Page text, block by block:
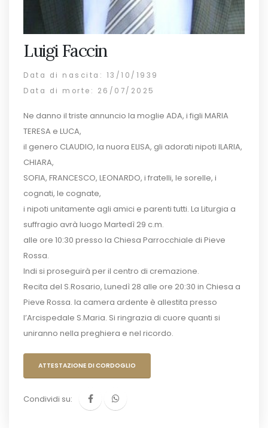
Luigi Faccin
Data di nascita: 13/10/1939
Data di morte: 26/07/2025
Ne danno il triste annuncio la moglie ADA, i figli MARIA
TERESA e LUCA,
il genero CLAUDIO, la nuora ELISA, gli adorati nipoti ILARIA,
CHIARA,
SOFIA, FRANCESCO, LEONARDO, i fratelli, le sorelle, i
cognati, le cognate,
i nipoti unitamente agli amici e parenti tutti. La Liturgia a
suffragio avrà luogo Martedì 29 c.m.
alle ore 10:30 presso la Chiesa Parrocchiale di Pieve
Rossa.
Indi si proseguirà per il centro di cremazione.
Recita del S.Rosario, Lunedì 28 alle ore 20:30 in Chiesa a
Pieve Rossa. la camera ardente è allestita presso
l’Arcispedale S.Maria. Si ringrazia di cuore quanti si
uniranno nella preghiera e nel ricordo.
ATTESTAZIONE DI CORDOGLIO
Condividi su: